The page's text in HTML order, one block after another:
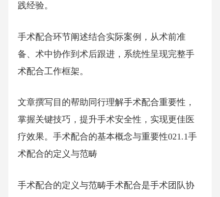
践经验。
手术配合环节阐述结合实际案例，从术前准
备、术中协作到术后跟进，系统性呈现完整手
术配合工作框架。
文章撰写目的帮助同行理解手术配合重要性，
掌握关键技巧，提升手术安全性，实现更佳医
疗效果。手术配合的基本概念与重要性021.1手
术配合的定义与范畴
手术配合的定义与范畴手术配合是手术团队协